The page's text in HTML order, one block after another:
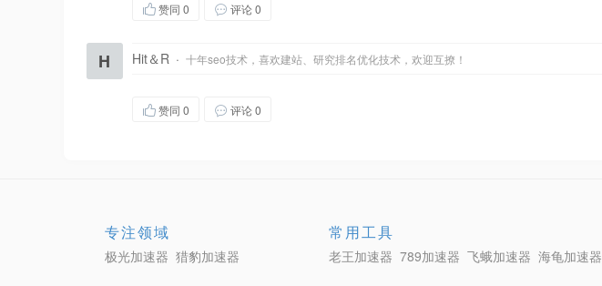
赞同 0 评论 0
H Hit＆R · 十年seo技术，喜欢建站、研究排名优化技术，欢迎互撩！
赞同 0 评论 0
专注领域
极光加速器 猎豹加速器
常用工具
老王加速器 789加速器 飞蛾加速器 海龟加速器